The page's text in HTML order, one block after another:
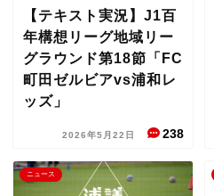
【テキスト実況】J1百
年構想リーグ地域リー
グラウンド第18節「FC
町田ゼルビアvs浦和レ
ッズ」
2026年5月22日 238
ニュース